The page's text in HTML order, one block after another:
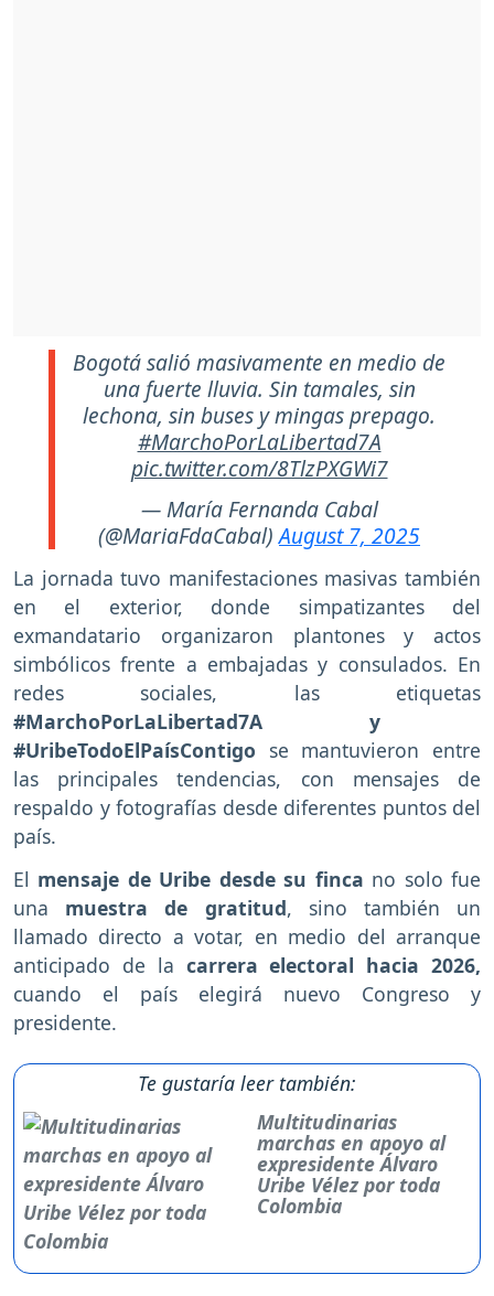
Bogotá salió masivamente en medio de
una fuerte lluvia. Sin tamales, sin
lechona, sin buses y mingas prepago.
#MarchoPorLaLibertad7A
pic.twitter.com/8TlzPXGWi7
— María Fernanda Cabal
(@MariaFdaCabal)August 7, 2025
La jornada tuvo manifestaciones masivas también
en el exterior, donde simpatizantes del
exmandatario organizaron plantones y actos
simbólicos frente a embajadas y consulados. En
redes sociales, las etiquetas
#MarchoPorLaLibertad7A y
#UribeTodoElPaísContigo se mantuvieron entre
las principales tendencias, con mensajes de
respaldo y fotografías desde diferentes puntos del
país.
El mensaje de Uribe desde su finca no solo fue
una muestra de gratitud, sino también un
llamado directo a votar, en medio del arranque
anticipado de la carrera electoral hacia 2026,
cuando el país elegirá nuevo Congreso y
presidente.
Te gustaría leer también:
Multitudinarias
marchas en apoyo al
expresidente Álvaro
Uribe Vélez por toda
Colombia